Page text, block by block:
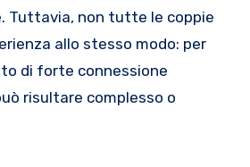
Tuttavia, non tutte le coppie
allo stesso modo: per
di forte connessione
risultare complesso o